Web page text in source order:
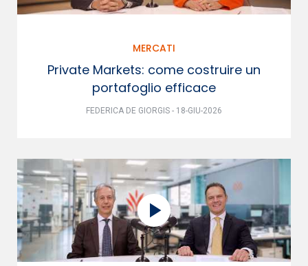
MERCATI
Private Markets: come costruire un
portafoglio efficace
FEDERICA DE GIORGIS - 18-GIU-2026